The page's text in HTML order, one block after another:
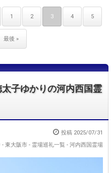
1 2 3 4 5
最後 »
子ゆかりの河内西国霊
投稿 2025/07/31
- 東大阪市 - 霊場巡礼一覧 - 河内西国霊場